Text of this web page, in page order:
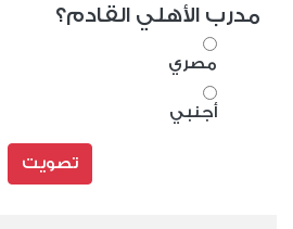
مدرب الأهلي القادم؟
مصري
أجنبي
تصويت